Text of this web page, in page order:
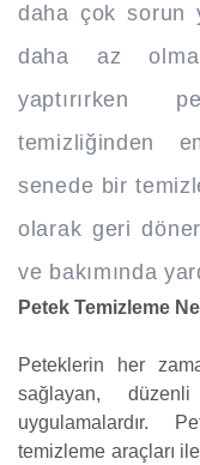
daha çok sorun
daha az
yaptırırken
temizliğinden
senede bir
olarak geri
ve bakımında
Petek Temizleme
Peteklerin her
sağlayan,
uygulamalardır.
temizleme araçları